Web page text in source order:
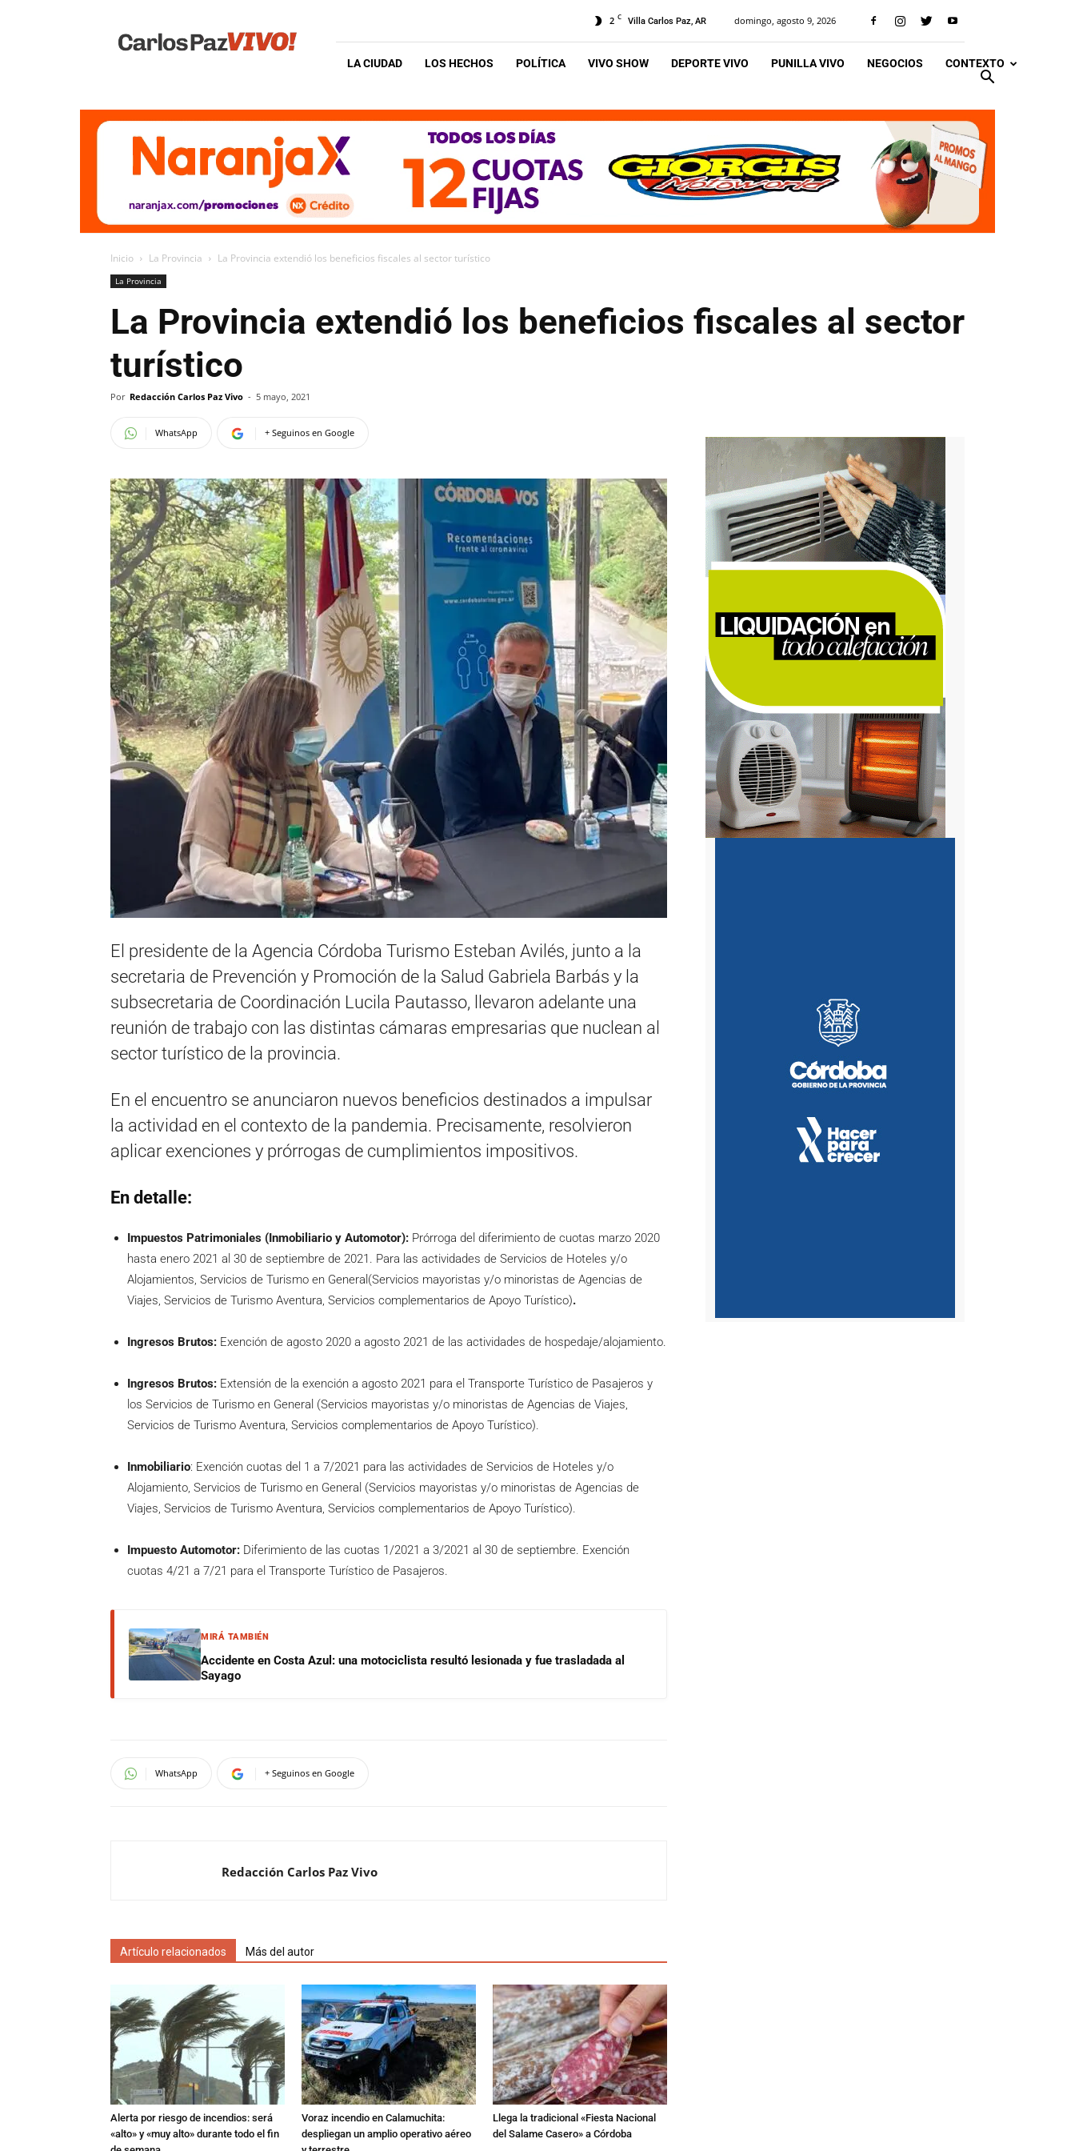
Vivo
2 C Villa Carlos Paz, AR domingo, agosto 9, 2026
LA CIUDAD LOS HECHOS POLÍTICA VIVO SHOW DEPORTE VIVO PUNILLA VIVO NEGOCIOS CONTEXTO
Inicio La Provincia La Provincia extendió los beneficios fiscales al sector turístico
La Provincia
La Provincia extendió los beneficios fiscales al sector
turístico
Por Redacción Carlos Paz Vivo - 5 mayo, 2021
WhatsApp + Seguinos en Google
El presidente de la Agencia Córdoba Turismo Esteban Avilés, junto a la
secretaria de Prevención y Promoción de la Salud Gabriela Barbás y la
subsecretaria de Coordinación Lucila Pautasso, llevaron adelante una
reunión de trabajo con las distintas cámaras empresarias que nuclean al
sector turístico de la provincia.
En el encuentro se anunciaron nuevos beneficios destinados a impulsar
la actividad en el contexto de la pandemia. Precisamente, resolvieron
aplicar exenciones y prórrogas de cumplimientos impositivos.
En detalle:
Impuestos Patrimoniales (Inmobiliario y Automotor): Prórroga del diferimiento de cuotas marzo 2020
hasta enero 2021 al 30 de septiembre de 2021. Para las actividades de Servicios de Hoteles y/o
Alojamientos, Servicios de Turismo en General(Servicios mayoristas y/o minoristas de Agencias de
Viajes, Servicios de Turismo Aventura, Servicios complementarios de Apoyo Turístico).
Ingresos Brutos: Exención de agosto 2020 a agosto 2021 de las actividades de hospedaje/alojamiento.
Ingresos Brutos: Extensión de la exención a agosto 2021 para el Transporte Turístico de Pasajeros y
los Servicios de Turismo en General (Servicios mayoristas y/o minoristas de Agencias de Viajes,
Servicios de Turismo Aventura, Servicios complementarios de Apoyo Turístico).
Inmobiliario: Exención cuotas del 1 a 7/2021 para las actividades de Servicios de Hoteles y/o
Alojamiento, Servicios de Turismo en General (Servicios mayoristas y/o minoristas de Agencias de
Viajes, Servicios de Turismo Aventura, Servicios complementarios de Apoyo Turístico).
Impuesto Automotor: Diferimiento de las cuotas 1/2021 a 3/2021 al 30 de septiembre. Exención
cuotas 4/21 a 7/21 para el Transporte Turístico de Pasajeros.
MIRÁ TAMBIÉN
Accidente en Costa Azul: una motociclista resultó lesionada y fue trasladada al
Sayago
WhatsApp + Seguinos en Google
Redacción Carlos Paz Vivo
Artículo relacionados Más del autor
Alerta por riesgo de incendios: será
«alto» y «muy alto» durante todo el fin
Voraz incendio en Calamuchita:
despliegan un amplio operativo aéreo
Llega la tradicional «Fiesta Nacional
del Salame Casero» a Córdoba